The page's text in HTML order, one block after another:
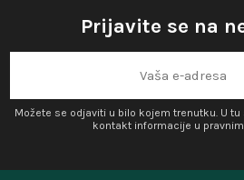
Prijavite se na
Možete se odjaviti u bilo kojem trenutku. U
kontakt informacije u